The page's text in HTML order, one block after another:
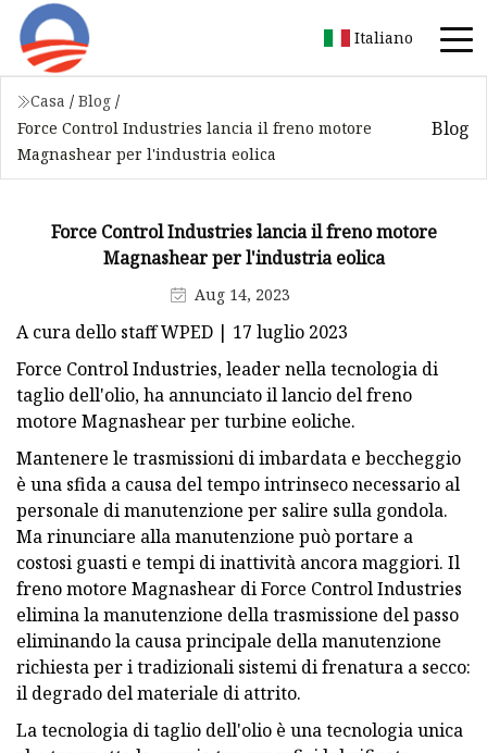
Italiano
Casa / Blog /
Force Control Industries lancia il freno motore
Magnashear per l'industria eolica
Blog
Force Control Industries lancia il freno motore
Magnashear per l'industria eolica
Aug 14, 2023
A cura dello staff WPED | 17 luglio 2023
Force Control Industries, leader nella tecnologia di
taglio dell'olio, ha annunciato il lancio del freno
motore Magnashear per turbine eoliche.
Mantenere le trasmissioni di imbardata e beccheggio
è una sfida a causa del tempo intrinseco necessario al
personale di manutenzione per salire sulla gondola.
Ma rinunciare alla manutenzione può portare a
costosi guasti e tempi di inattività ancora maggiori. Il
freno motore Magnashear di Force Control Industries
elimina la manutenzione della trasmissione del passo
eliminando la causa principale della manutenzione
richiesta per i tradizionali sistemi di frenatura a secco:
il degrado del materiale di attrito.
La tecnologia di taglio dell'olio è una tecnologia unica